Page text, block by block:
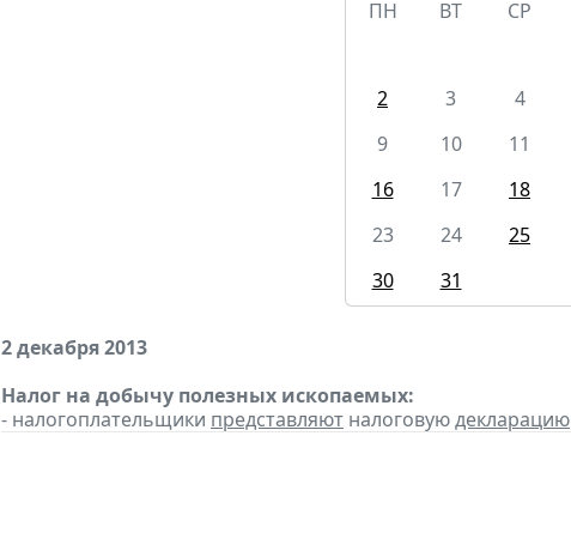
ПН
ВТ СР
2
3 4
9
10 11
16
17 18
23
24 25
30
31
2 декабря 2013
Налог на добычу полезных ископаемых:
- налогоплательщики представляют налоговуюдекларацию